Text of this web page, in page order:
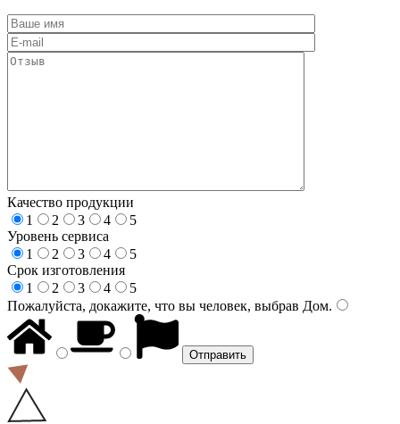
Качество продукции
1
2 3 4
5
Уровень сервиса
1
2 3 4
5
Срок изготовления
1
2 3 4
5
Пожалуйста, докажите, что вы человек, выбрав Дом.